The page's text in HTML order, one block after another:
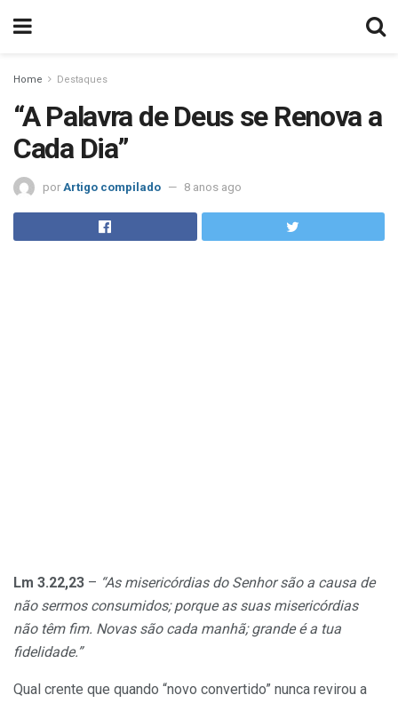
Home Destaques
“A Palavra de Deus se Renova a
Cada Dia”
por Artigo compilado 8 anos ago
Lm 3.22,23 – “As misericórdias do Senhor são a causa de
não sermos consumidos; porque as suas misericórdias
não têm fim. Novas são cada manhã; grande é a tua
fidelidade.”
Qual crente que quando “novo convertido” nunca revirou a